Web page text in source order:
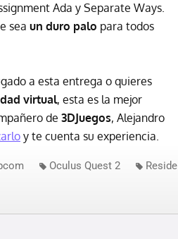
Ada y Separate Ways.
sea un duro palo para todos
a esta entrega o quieres
virtual, esta es la mejor
de 3DJuegos, Alejandro
y te cuenta su experiencia.
Oculus Quest 2